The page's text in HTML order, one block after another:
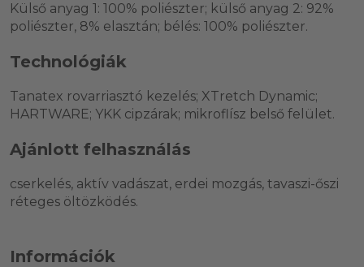
Külső anyag 1: 100% poliészter; külső anyag 2: 92%
poliészter, 8% elasztán; bélés: 100% poliészter.
Technológiák
Tanatex rovarriasztó kezelés; XTretch Dynamic;
HARTWARE; YKK cipzárak; mikroflísz belső felület.
Ajánlott felhasználás
cserkelés, aktív vadászat, erdei mozgás, tavaszi-őszi
réteges öltözködés.
Információk